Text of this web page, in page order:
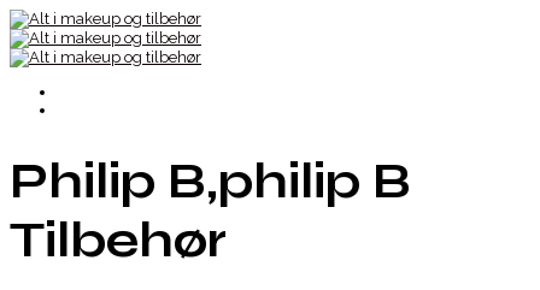
Philip B,philip B
Tilbehør